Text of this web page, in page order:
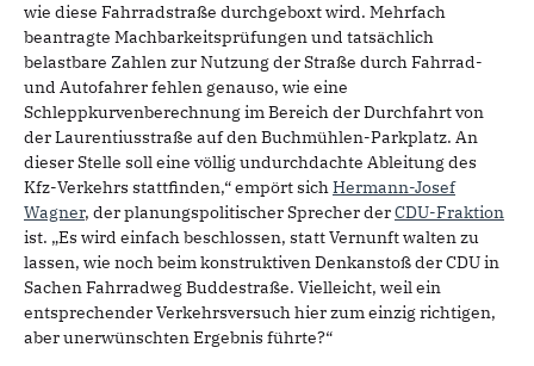
wie diese Fahrradstraße durchgeboxt wird. Mehrfach
beantragte Machbarkeitsprüfungen und tatsächlich
belastbare Zahlen zur Nutzung der Straße durch Fahrrad-
und Autofahrer fehlen genauso, wie eine
Schleppkurvenberechnung im Bereich der Durchfahrt von
der Laurentiusstraße auf den Buchmühlen-Parkplatz. An
dieser Stelle soll eine völlig undurchdachte Ableitung des
Kfz-Verkehrs stattfinden,“ empört sichHermann-Josef
Wagner, der planungspolitischer Sprecher derCDU-Fraktion
ist. „Es wird einfach beschlossen, statt Vernunft walten zu
lassen, wie noch beim konstruktiven Denkanstoß der CDU in
Sachen Fahrradweg Buddestraße. Vielleicht, weil ein
entsprechender Verkehrsversuch hier zum einzig richtigen,
aber unerwünschten Ergebnis führte?“